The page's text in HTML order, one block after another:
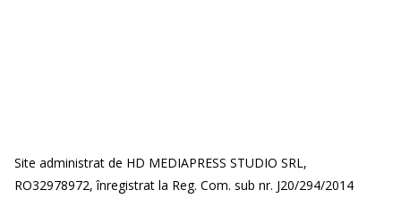
Site administrat de HD MEDIAPRESS STUDIO SRL,
RO32978972, înregistrat la Reg. Com. sub nr. J20/294/2014